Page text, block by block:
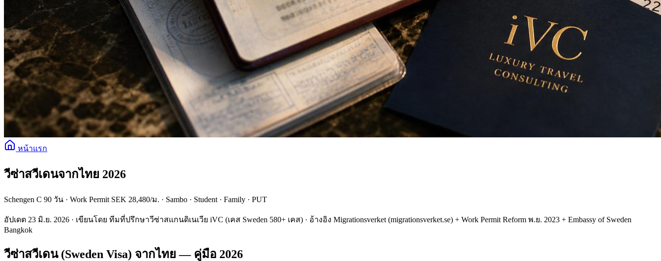
หน้าแรก
วีซ่าสวีเดนจากไทย 2026
Schengen C 90 วัน · Work Permit SEK 28,480/ม. · Sambo · Student · Family · PUT
อัปเดต 23 มิ.ย. 2026 · เขียนโดย ทีมที่ปรึกษาวีซ่าสแกนดิเนเวีย iVC (เคส Sweden 580+ เคส) · อ้างอิง Migrationsverket (migrationsverket.se) + Work Permit Reform พ.ย. 2023 + Embassy of Sweden
Bangkok
วีซ่าสวีเดน (Sweden Visa) จากไทย — คู่มือ 2026